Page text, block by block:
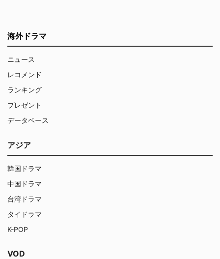
海外ドラマ
ニュース
レコメンド
ランキング
プレゼント
データベース
アジア
韓国ドラマ
中国ドラマ
台湾ドラマ
タイドラマ
K-POP
VOD